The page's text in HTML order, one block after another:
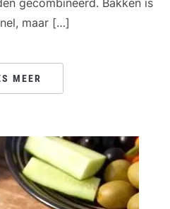
gecombineerd. Bakken is
maar […]
MEER